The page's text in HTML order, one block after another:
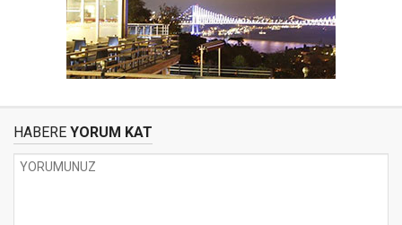
HABERE YORUM KAT